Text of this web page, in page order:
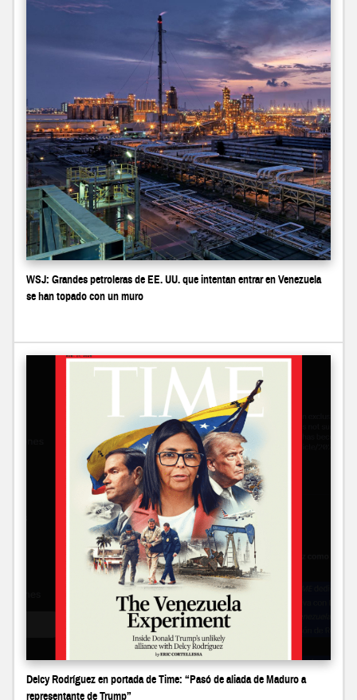
WSJ: Grandes petroleras de EE. UU. que intentan entrar en Venezuela
se han topado con un muro
Delcy Rodríguez en portada de Time: “Pasó de aliada de Maduro a
representante de Trump”